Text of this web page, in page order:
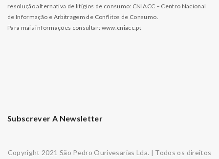
resolução alternativa de litígios de consumo: CNIACC – Centro Nacional
de Informação e Arbitragem de Conflitos de Consumo.
Para mais informações consultar: www.cniacc.pt
Subscrever A Newsletter
Copyright 2021 São Pedro Ourivesarias Lda. | Todos os direitos